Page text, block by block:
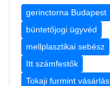
gerinctorna Budapest
büntetőjogi ügyvéd
mellplasztikai sebész
Itt számfestők
Tokaji furmint vásárlás